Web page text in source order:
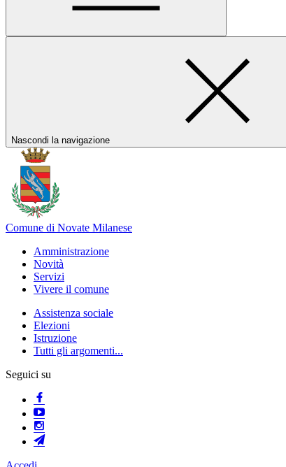
Nascondi la navigazione
Comune di Novate Milanese
Amministrazione
Novità
Servizi
Vivere il comune
Assistenza sociale
Elezioni
Istruzione
Tutti gli argomenti...
Seguici su